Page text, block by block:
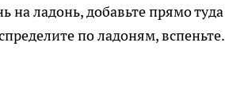
на ладонь, добавьте прямо туда
по ладоням, вспеньте.